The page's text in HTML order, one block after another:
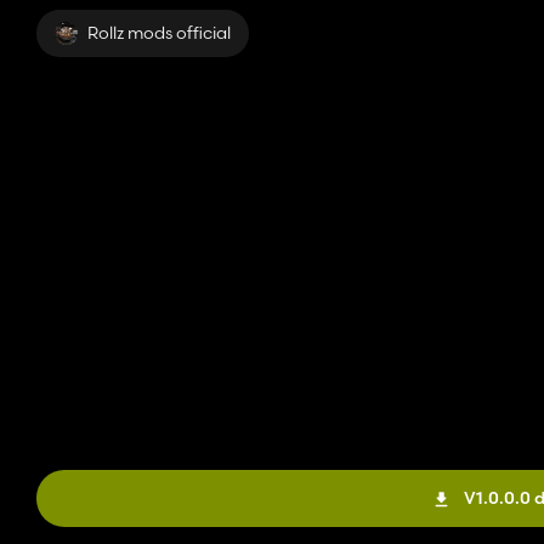
Rollz mods official
V1.0.0.0